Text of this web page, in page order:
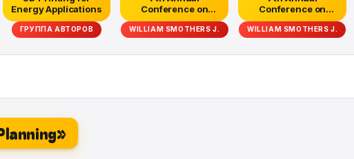
Energy Applications
ГРУППА АВТОРОВ
Conference on
Composites and
Advanced C...
WILLIAM SMOTHERS J.
Conference on
Composites and
Advanced C...
WILLIAM SMOTHERS J.